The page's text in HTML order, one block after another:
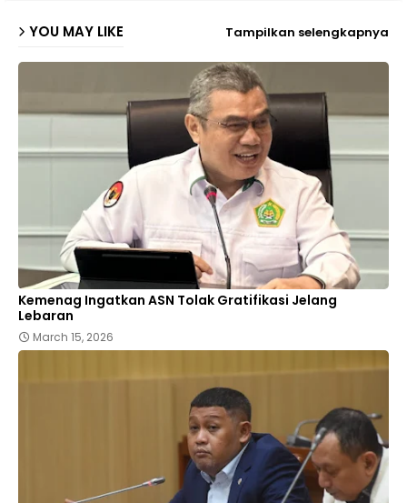
YOU MAY LIKE Tampilkan selengkapnya
Kemenag Ingatkan ASN Tolak Gratifikasi Jelang
Lebaran
March 15, 2026